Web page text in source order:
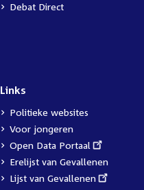
Debat Direct
Links
Politieke websites
Voor jongeren
External
link:
Open Data Portaal
Erelijst van Gevallenen
External
Lijst van Gevallenen